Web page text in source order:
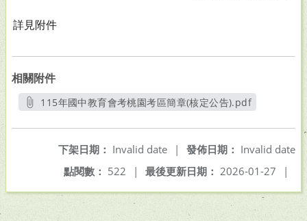
詳見附件
相關附件
115年國中教育會考桃園考區簡章(核定公告).pdf
發佈日期： Invalid date
下架日期： Invalid date
|
最後更新日期： 2026-01-27 |
點閱數： 522 |